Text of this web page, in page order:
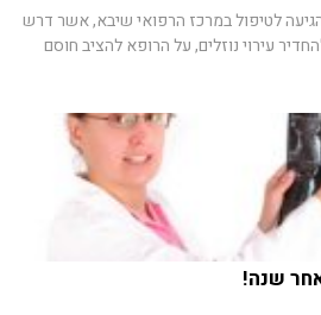
לטיפול במרכז הרפואי שיבא, אשר דרש
עירוי נוזלים, על הרופא להציב חוסם
שנה!